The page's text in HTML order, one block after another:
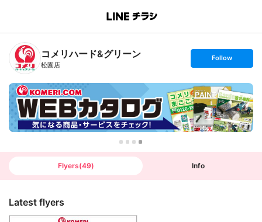
B
n
T
コメリハード&グリーン
松園店
s
t
o
l
l
o
w
Follow
Flyers(49) Info
Latest flyers